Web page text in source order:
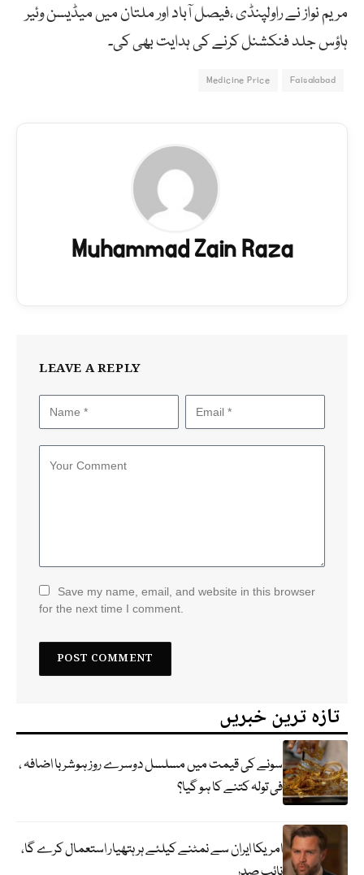
مریم نواز نے راولپنڈی ،فیصل آباد اور ملتان میں میڈیسن وئیر
ہاؤس جلد فنکشنل کرنے کی ہدایت بھی کی۔
Faisalabad
Medicine Price
Muhammad Zain Raza
LEAVE A REPLY
Save my name, email, and website in this browser
for the next time I comment.
تازہ ترین خبریں
سونے کی قیمت میں مسلسل دوسرے روز ہوشربا اضافہ ،
فی تولہ کتنے کا ہو گیا؟
امریکا ایران سے نمٹنے کیلئے ہر ہتھیار استعمال کرے گا،